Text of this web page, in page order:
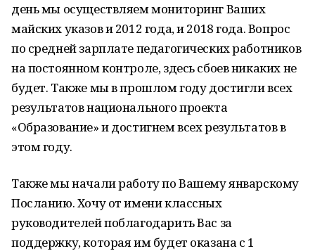
день мы осуществляем мониторинг Ваших
майских указов и 2012 года, и 2018 года. Вопрос
по средней зарплате педагогических работников
на постоянном контроле, здесь сбоев никаких не
будет. Также мы в прошлом году достигли всех
результатов национального проекта
«Образование» и достигнем всех результатов в
этом году.
Также мы начали работу по Вашему январскому
Посланию. Хочу от имени классных
руководителей поблагодарить Вас за
поддержку, которая им будет оказана с 1